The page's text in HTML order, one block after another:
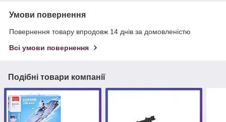
Умови повернення
Повернення товару впродовж 14 днів за домовленістю
Всі умови повернення
Подібні товари компанії